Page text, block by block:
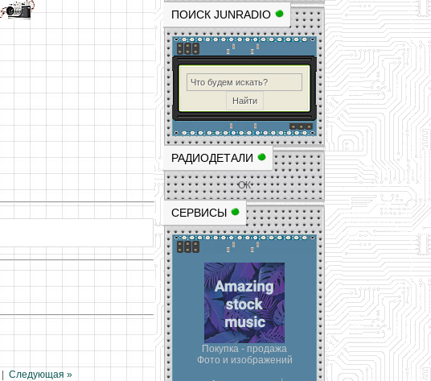
ПОИСК JUNRADIO
РАДИОДЕТАЛИ
ОК
СЕРВИСЫ
Покупка - продажа
Фото и изображений
Следующая »